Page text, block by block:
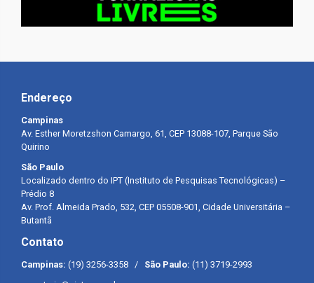
Endereço
Campinas
Av. Esther Moretzshon Camargo, 61, CEP 13088-107, Parque São
Quirino
São Paulo
Localizado dentro do IPT (Instituto de Pesquisas Tecnológicas) –
Prédio 8
Av. Prof. Almeida Prado, 532, CEP 05508-901, Cidade Universitária –
Butantã
Contato
Campinas: (19) 3256-3358 / São Paulo: (11) 3719-2993